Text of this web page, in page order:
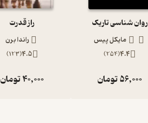
‫روان شناسی تاریک
مایکل پیس‮‬
4.4
(
254
)
56,000تومان
راز قدرت
راندا برن
4.5
(
123
)
40,000تومان